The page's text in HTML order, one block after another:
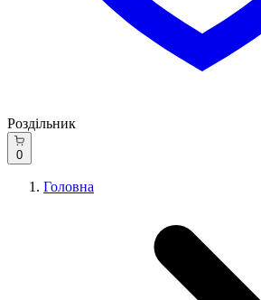
Роздільник
0
Головна